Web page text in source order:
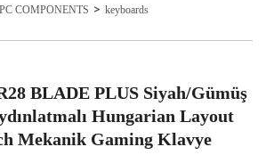
PC COMPONENTS keyboards
BLADE PLUS Siyah/Gümüş
Hungarian Layout
Mekanik Gaming Klavye